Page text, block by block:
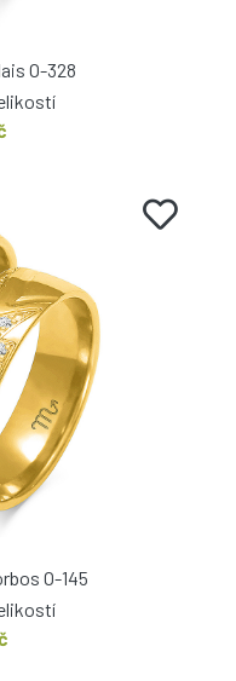
O-328
O-145